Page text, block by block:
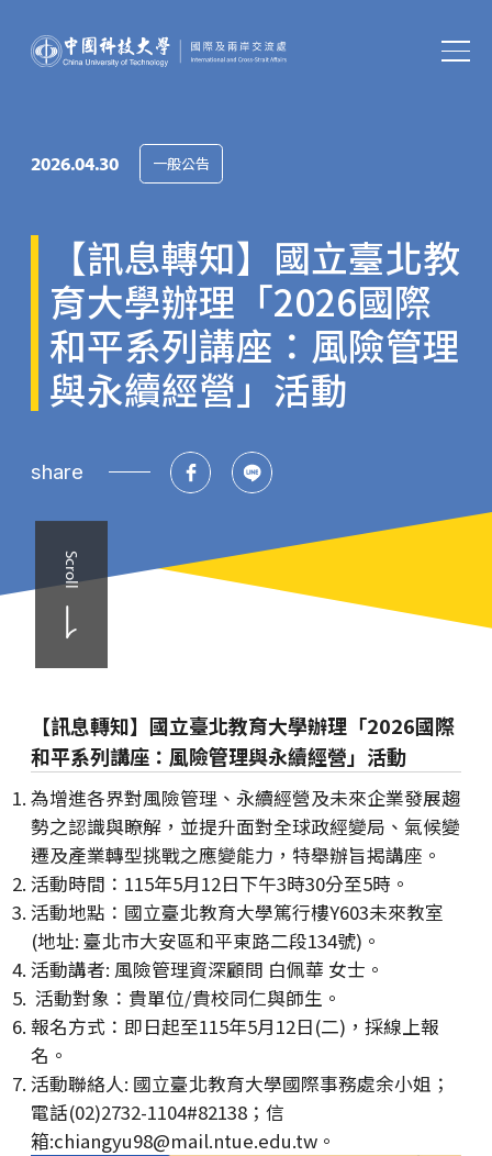
2026.04.30 一般公告
【訊息轉知】國立臺北教
育大學辦理「2026國際
和平系列講座：風險管理
與永續經營」活動
share
Scroll
【訊息轉知】國立臺北教育大學辦理「2026國際
和平系列講座：風險管理與永續經營」活動
為增進各界對風險管理、永續經營及未來企業發展趨
勢之認識與瞭解，並提升面對全球政經變局、氣候變
遷及產業轉型挑戰之應變能力，特舉辦旨揭講座。
活動時間：115年5月12日下午3時30分至5時。
活動地點：國立臺北教育大學篤行樓Y603未來教室
(地址: 臺北市大安區和平東路二段134號)。
活動講者: 風險管理資深顧問 白佩華 女士。
活動對象：貴單位/貴校同仁與師生。
報名方式：即日起至115年5月12日(二)，採線上報
名。
活動聯絡人: 國立臺北教育大學國際事務處余小姐；
電話(02)2732-1104#82138；信
箱:chiangyu98@mail.ntue.edu.tw。